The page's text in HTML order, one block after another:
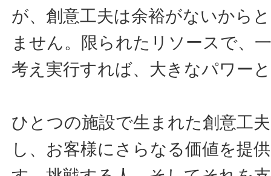
が、創意工夫は余裕がないから
ません。限られたリソースで、
考え実行すれば、大きなパワー
ひとつの施設で生まれた創意工
し、お客様にさらなる価値を提